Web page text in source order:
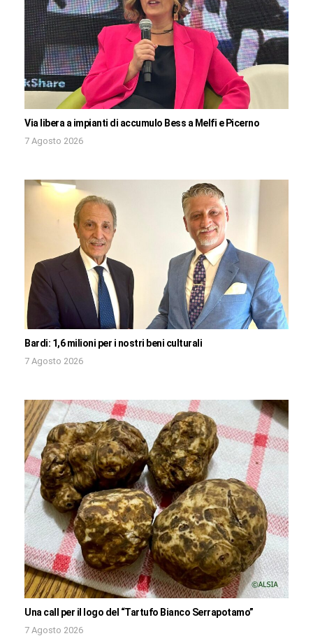
Via libera a impianti di accumulo Bess a Melfi e Picerno
7 Agosto 2026
Bardi: 1,6 milioni per i nostri beni culturali
7 Agosto 2026
Una call per il logo del “Tartufo Bianco Serrapotamo”
7 Agosto 2026